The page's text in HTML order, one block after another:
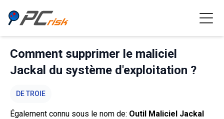
Comment supprimer le maliciel
Jackal du système d'exploitation ?
DE TROIE
Également connu sous le nom de: Outil Maliciel Jackal